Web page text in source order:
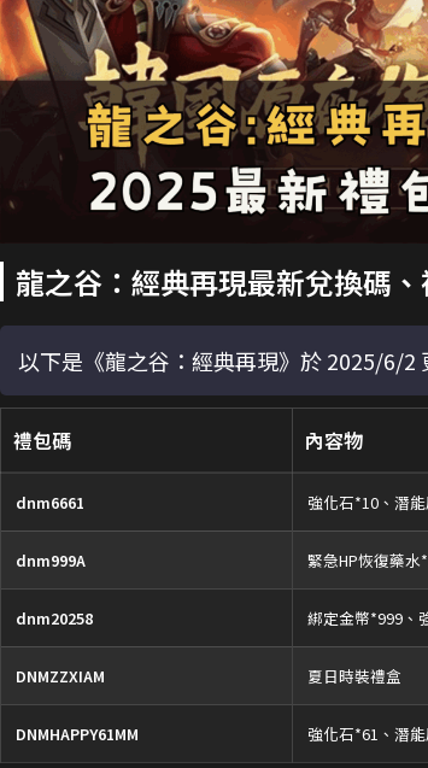
龍之谷：經典再現最新兌換碼
以下是《龍之谷：經典再現》於 2025/6/2
禮包碼 內容物
dnm6661 強化石*10、潛
dnm999A 緊急HP恢復藥
dnm20258 綁定金幣*999、
DNMZZXIAM 夏日時裝禮盒
DNMHAPPY61MM 強化石*61、潛能